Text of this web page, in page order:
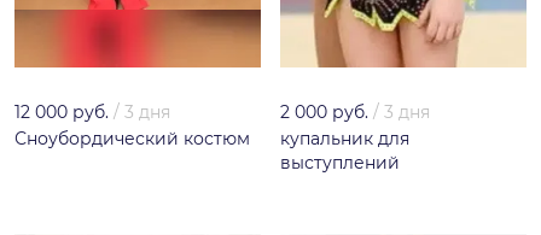
12 000 руб. / 3 дня
Сноубордический костюм
2 000 руб. / 3 дня
купальник для
выступлений